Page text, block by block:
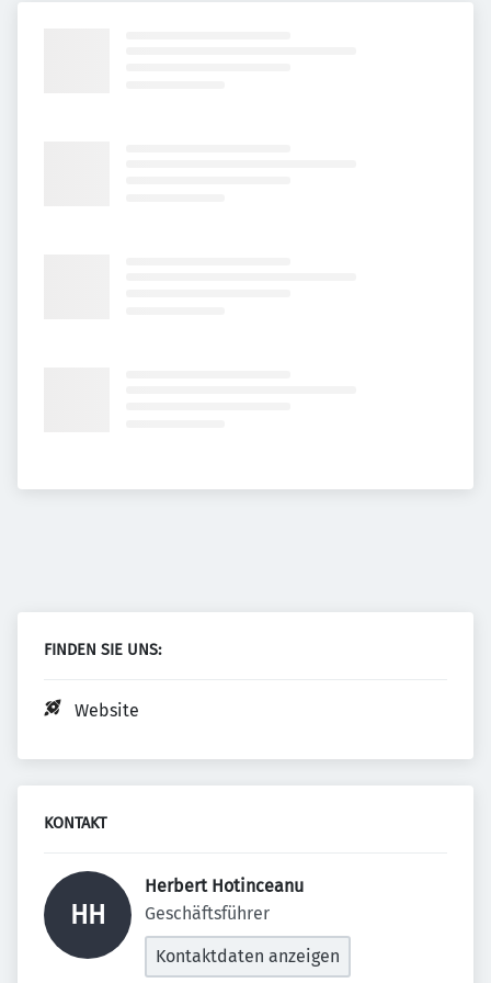
FINDEN SIE UNS:
Website
KONTAKT
HH
Herbert Hotinceanu
Geschäftsführer
Kontaktdaten anzeigen